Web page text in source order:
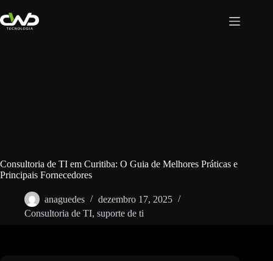
para
o
Consultoria de TI em Curitiba: O Guia de Melhores Práticas e
Principais Fornecedores
anaguedes
dezembro 17, 2025
Consultoria de TI, suporte de ti